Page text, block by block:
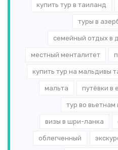
купить тур в таиланд
туры в
семейный отдых в
местный менталитет
купить тур на мальдивы
мальта путёвки в
тур во
визы в шри-ланка
облегченный